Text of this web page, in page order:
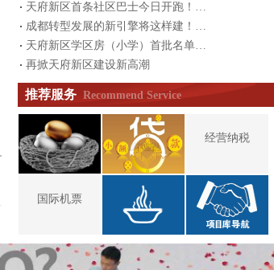
天府新区首条社区巴士今日开跑！…
成都转型发展的新引擎将这样建！…
天府新区学区房（小学）首批名单…
再掀天府新区建设新高潮
推荐服务 Recommend Service
经营纳税
国际机票